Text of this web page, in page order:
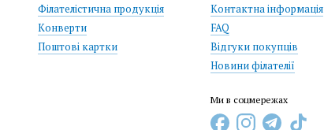
Філателістична продукція
Конверти
Поштові картки
Контактна інформація
FAQ
Відгуки покупців
Новини філателії
Ми в соцмережах